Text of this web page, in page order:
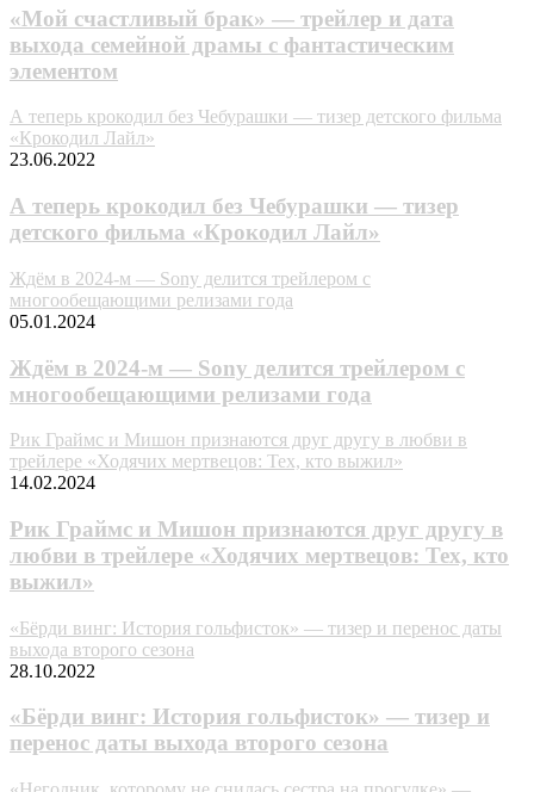
«Мой счастливый брак» — трейлер и дата
выхода семейной драмы с фантастическим
элементом
А теперь крокодил без Чебурашки — тизер детского фильма
«Крокодил Лайл»
23.06.2022
А теперь крокодил без Чебурашки — тизер
детского фильма «Крокодил Лайл»
Ждём в 2024-м — Sony делится трейлером с
многообещающими релизами года
05.01.2024
Ждём в 2024-м — Sony делится трейлером с
многообещающими релизами года
Рик Граймс и Мишон признаются друг другу в любви в
трейлере «Ходячих мертвецов: Тех, кто выжил»
14.02.2024
Рик Граймс и Мишон признаются друг другу в
любви в трейлере «Ходячих мертвецов: Тех, кто
выжил»
«Бёрди винг: История гольфисток» — тизер и перенос даты
выхода второго сезона
28.10.2022
«Бёрди винг: История гольфисток» — тизер и
перенос даты выхода второго сезона